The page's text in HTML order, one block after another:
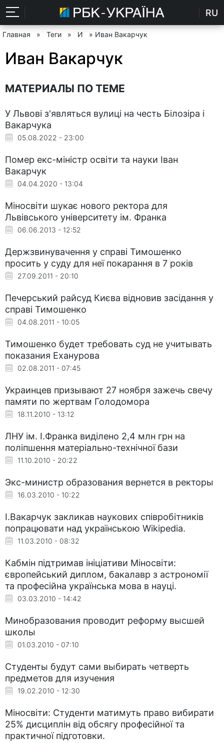
RU
Главная » Теги » И » Иван Вакарчук
Иван Вакарчук
МАТЕРИАЛЫ ПО ТЕМЕ
У Львові з'являться вулиці на честь Білозіра і
Вакарчука
05.08.2022 - 23:00
Помер екс-міністр освіти та науки Іван
Вакарчук
04.04.2020 - 13:04
Міносвіти шукає нового ректора для
Львівського університету ім. Франка
06.06.2013 - 12:52
Держзвинувачення у справі Тимошенко
просить у суду для неї покарання в 7 років
27.09.2011 - 20:10
Печерський райсуд Києва відновив засідання у
справі Тимошенко
04.08.2011 - 10:05
Тимошенко будет требовать суд не учитывать
показания Еханурова
02.08.2011 - 07:45
Украинцев призывают 27 ноября зажечь свечу
памяти по жертвам Голодомора
18.11.2010 - 13:12
ЛНУ ім. І.Франка виділено 2,4 млн грн на
поліпшення матеріально-технічної бази
11.10.2010 - 20:22
Экс-министр образования вернется в ректоры
16.03.2010 - 10:22
І.Вакарчук закликав наукових співробітників
попрацювати над українською Wikipedia.
11.03.2010 - 08:32
Кабмін підтримав ініціативи Міносвіти:
європейський диплом, бакалавр з астрономії
та професійна українська мова в науці.
03.03.2010 - 14:42
Минобразования проводит реформу высшей
школы
01.03.2010 - 07:10
Студенты будут сами выбирать четверть
предметов для изучения
19.02.2010 - 12:30
Міносвіти: Студенти матимуть право вибирати
25% дисциплін від обсягу професійної та
практичної підготовки.